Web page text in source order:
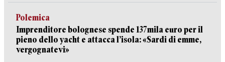
Polemica
Imprenditore bolognese spende 137mila euro per il
pieno dello yacht e attacca l’isola: «Sardi di emme,
vergognatevi»